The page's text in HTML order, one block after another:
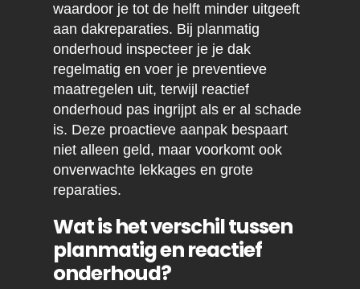
waardoor je tot de helft minder uitgeeft
aan dakreparaties. Bij planmatig
onderhoud inspecteer je je dak
regelmatig en voer je preventieve
maatregelen uit, terwijl reactief
onderhoud pas ingrijpt als er al schade
is. Deze proactieve aanpak bespaart
niet alleen geld, maar voorkomt ook
onverwachte lekkages en grote
reparaties.
Wat is het verschil tussen
planmatig en reactief
onderhoud?